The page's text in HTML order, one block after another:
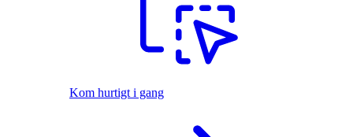
Kom hurtigt i gang